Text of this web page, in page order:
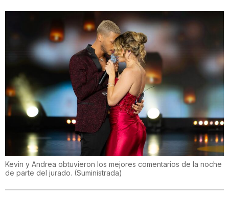
Kevin y Andrea obtuvieron los mejores comentarios de la noche
de parte del jurado. (Suministrada)